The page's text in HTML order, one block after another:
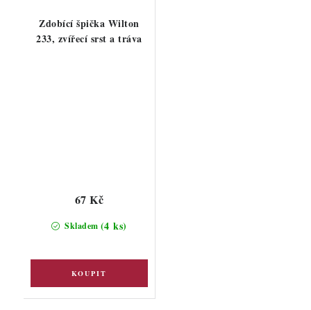
Zdobící špička Wilton
233, zvířecí srst a tráva
Skladem (4 ks)
67 Kč